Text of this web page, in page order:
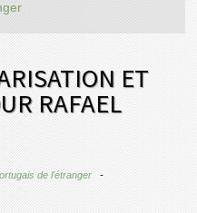
ET
RAFAEL
de l'étranger